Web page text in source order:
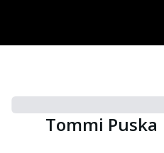
Tommi Puska